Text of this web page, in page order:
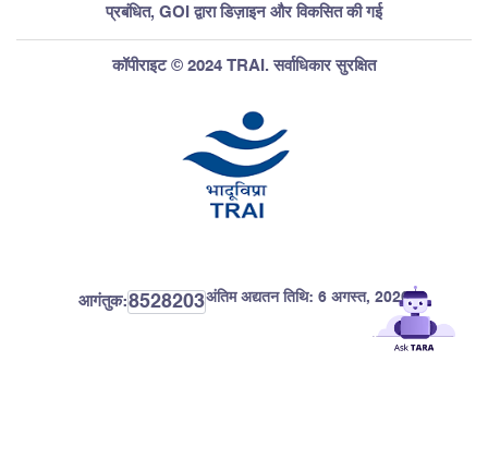
प्रबंधित, GOI द्वारा डिज़ाइन और विकसित की गई
कॉपीराइट © 2024 TRAI. सर्वाधिकार सुरक्षित
आगंतुक:8528203अंतिम अद्यतन तिथि: 6 अगस्त, 2026